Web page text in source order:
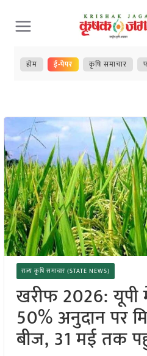
Skip
to
content
होम ई-पेपर कृषि समाचार
राज्य कृषि समाचार (STATE NEWS)
खरीफ 2026: यूपी
50% अनुदान पर
बीज, 31 मई तक